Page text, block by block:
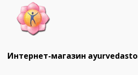
Интернет-магазин